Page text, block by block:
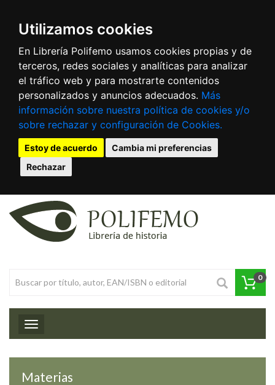
Utilizamos cookies
En Librería Polifemo usamos cookies propias y de
terceros, redes sociales y analíticas para analizar
el tráfico web y para mostrarte contenidos
personalizados y anuncios adecuados. Más
información sobre nuestra política de cookies y/o
sobre rechazar y configuración de Cookies.
Estoy de acuerdo
Cambia mi preferencias
Rechazar
0
Toggle navigation
Materias